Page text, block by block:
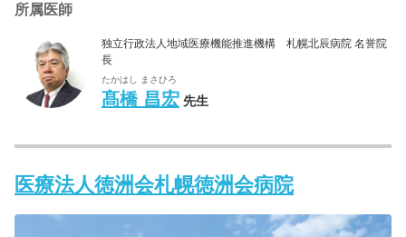
所属医師
独立行政法人地域医療機能推進機構 札幌北辰病院 名誉院
長
たかはし まさひろ
髙橋 昌宏 先生
医療法人徳洲会札幌徳洲会病院